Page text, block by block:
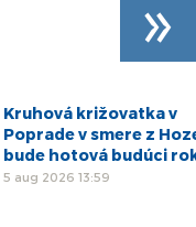
Kruhová križovatka v
Poprade v smere z
bude hotová budúci
5 aug 2026 13:59
»